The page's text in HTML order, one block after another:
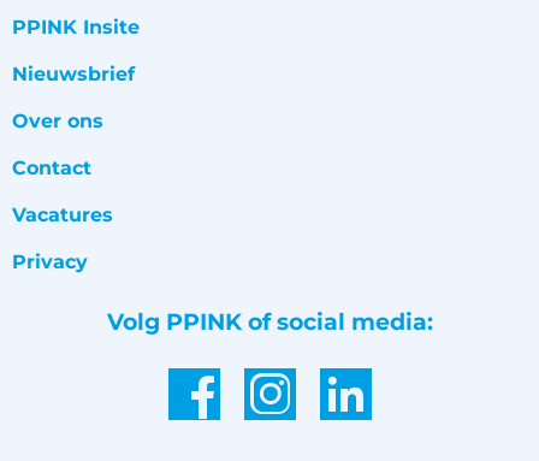
PPINK Insite
Nieuwsbrief
Over ons
Contact
Vacatures
Privacy
Volg PPINK of social media: